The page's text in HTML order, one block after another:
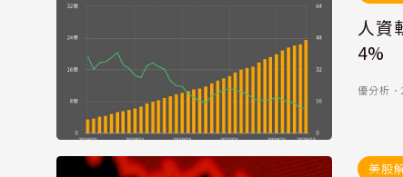
人資
4%
優分析 ．
美股